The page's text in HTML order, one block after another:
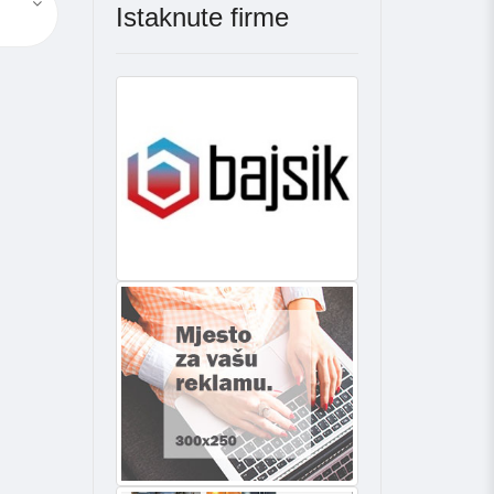
Istaknute firme